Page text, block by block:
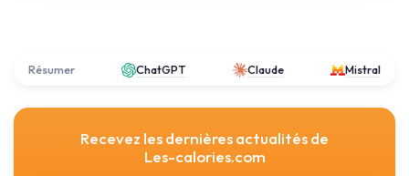
Résumer ChatGPT Claude Mistral
Recevez les dernières actualités de
Les-calories.com